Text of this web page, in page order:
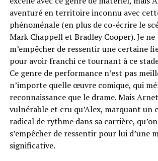
aventuré en territoire inconnu avec
phénoménale (en plus de co-écrire le
Mark Chappell et Bradley Cooper). Je ne
m’empêcher de ressentir une certaine
pour avoir franchi ce tournant à ce
Ce genre de performance n’est pas
n’importe quelle œuvre comique, qui
reconnaissance que le drame. Mais
vulnérable et cru qu’Alex, marquant un
radical de rythme dans sa carrière,
s’empêcher de ressentir pour lui d’une
significative.